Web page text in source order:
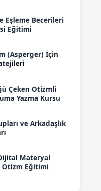
Eşleme Becerileri
Eğitimi
(Asperger) İçin
Çeken Otizmli
Yazma Kursu
ve Arkadaşlık
Materyal
Otizm Eğitimi